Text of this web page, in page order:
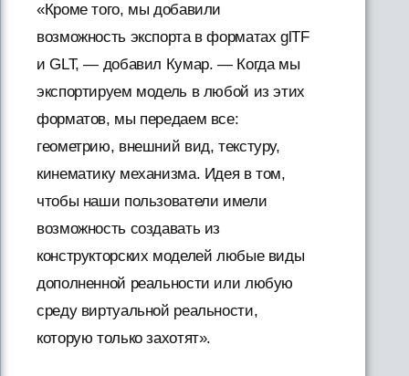
«Кроме того, мы добавили
возможность экспорта в форматах glTF
и GLT, — добавил Кумар. — Когда мы
экспортируем модель в любой из этих
форматов, мы передаем все:
геометрию, внешний вид, текстуру,
кинематику механизма. Идея в том,
чтобы наши пользователи имели
возможность создавать из
конструкторских моделей любые виды
дополненной реальности или любую
среду виртуальной реальности,
которую только захотят».